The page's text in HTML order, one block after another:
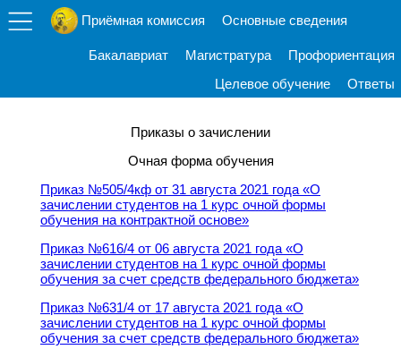
Приёмная комиссия Основные сведения
Бакалавриат Магистратура
Профориентация
Целевое обучение
Ответы
Приказы о зачислении
Очная форма обучения
Приказ №505/4кф от 31 августа 2021 года «О
зачислении студентов на 1 курс очной формы
обучения на контрактной основе»
Приказ №616/4 от 06 августа 2021 года «О
зачислении студентов на 1 курс очной формы
обучения за счет средств федерального бюджета»
Приказ №631/4 от 17 августа 2021 года «О
зачислении студентов на 1 курс очной формы
обучения за счет средств федерального бюджета»